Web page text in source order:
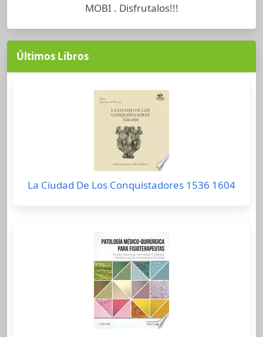
MOBI . Disfrutalos!!!
Últimos Libros
La Ciudad De Los Conquistadores 1536 1604